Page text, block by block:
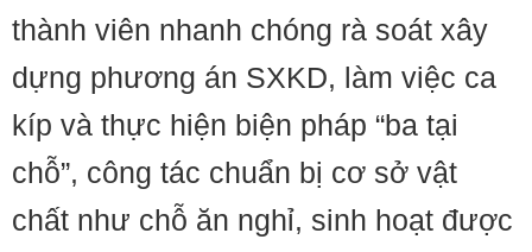
thành viên nhanh chóng rà soát xây
dựng phương án SXKD, làm việc ca
kíp và thực hiện biện pháp “ba tại
chỗ”, công tác chuẩn bị cơ sở vật
chất như chỗ ăn nghỉ, sinh hoạt được